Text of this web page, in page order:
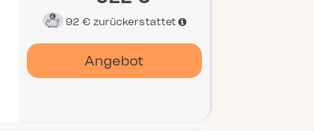
92 € zurückerstattet
Angebot